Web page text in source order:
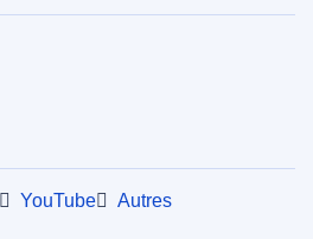
YouTube Autres